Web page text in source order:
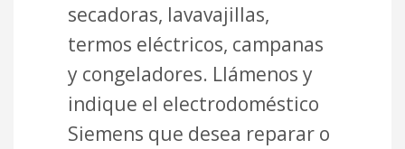
secadoras, lavavajillas,
termos eléctricos, campanas
y congeladores. Llámenos y
indique el electrodoméstico
Siemens que desea reparar o